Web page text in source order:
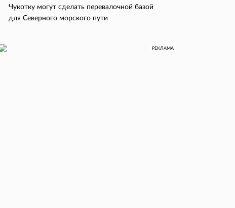
Чукотку могут сделать перевалочной базой
для Северного морского пути
РЕКЛАМА